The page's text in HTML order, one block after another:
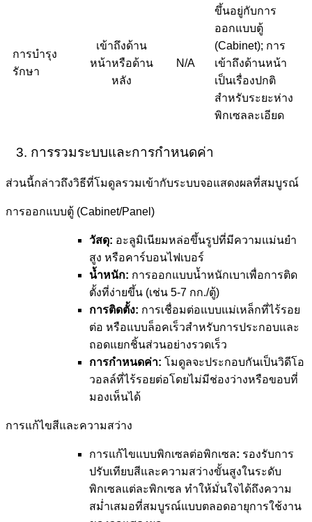
การบำรุง
รักษา
เข้าถึงด้าน
หน้าหรือด้าน
หลัง
N/A
ขึ้นอยู่กับการ
ออกแบบตู้
(Cabinet); การ
เข้าถึงด้านหน้า
เป็นเรื่องปกติ
สำหรับระยะห่าง
พิกเซลละเอียด
3. การรวมระบบและการกำหนดค่า
ส่วนนี้กล่าวถึงวิธีที่โมดูลรวมเข้ากับระบบจอแสดงผลที่สมบูรณ์
การออกแบบตู้ (Cabinet/Panel)
วัสดุ: อะลูมิเนียมหล่อขึ้นรูปที่มีความแม่นยำ
สูง หรือคาร์บอนไฟเบอร์
น้ำหนัก: การออกแบบน้ำหนักเบาเพื่อการติด
ตั้งที่ง่ายขึ้น (เช่น 5-7 กก./ตู้)
การติดตั้ง: การเชื่อมต่อแบบแม่เหล็กที่ไร้รอย
ต่อ หรือแบบล็อคเร็วสำหรับการประกอบและ
ถอดแยกชิ้นส่วนอย่างรวดเร็ว
การกำหนดค่า: โมดูลจะประกอบกันเป็นวิดีโอ
วอลล์ที่ไร้รอยต่อโดยไม่มีช่องว่างหรือขอบที่
มองเห็นได้
การแก้ไขสีและความสว่าง
การแก้ไขแบบพิกเซลต่อพิกเซล: รองรับการ
ปรับเทียบสีและความสว่างขั้นสูงในระดับ
พิกเซลแต่ละพิกเซล ทำให้มั่นใจได้ถึงความ
สม่ำเสมอที่สมบูรณ์แบบตลอดอายุการใช้งาน